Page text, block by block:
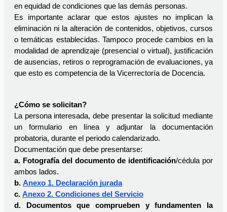
en equidad de condiciones que las demás personas.
Es importante aclarar que estos ajustes no implican la
eliminación ni la alteración de contenidos, objetivos, cursos
o temáticas establecidas. Tampoco procede cambios en la
modalidad de aprendizaje (presencial o virtual), justificación
de ausencias, retiros o reprogramación de evaluaciones, ya
que esto es competencia de la Vicerrectoría de Docencia.
¿Cómo se solicitan?
La persona interesada, debe presentar la solicitud mediante
un formulario en línea y adjuntar la documentación
probatoria, durante el periodo calendarizado.
Documentación que debe presentarse:
a. Fotografía del documento de identificación/cédula por
ambos lados.
b. Anexo 1. Declaración jurada
c. Anexo 2. Condiciones del Servicio
d. Documentos que comprueben y fundamenten la